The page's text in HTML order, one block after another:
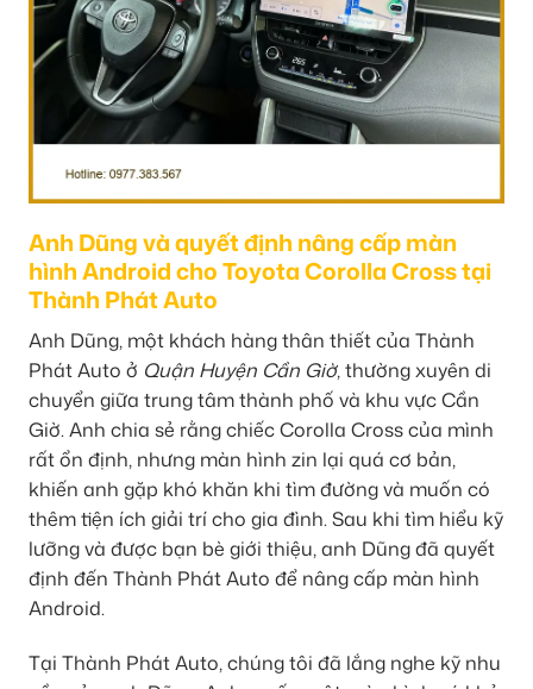
Anh Dũng và quyết định nâng cấp màn
hình Android cho Toyota Corolla Cross tại
Thành Phát Auto
Anh Dũng, một khách hàng thân thiết của Thành
Phát Auto ở Quận Huyện Cần Giờ, thường xuyên di
chuyển giữa trung tâm thành phố và khu vực Cần
Giờ. Anh chia sẻ rằng chiếc Corolla Cross của mình
rất ổn định, nhưng màn hình zin lại quá cơ bản,
khiến anh gặp khó khăn khi tìm đường và muốn có
thêm tiện ích giải trí cho gia đình. Sau khi tìm hiểu kỹ
lưỡng và được bạn bè giới thiệu, anh Dũng đã quyết
định đến Thành Phát Auto để nâng cấp màn hình
Android.
Tại Thành Phát Auto, chúng tôi đã lắng nghe kỹ nhu